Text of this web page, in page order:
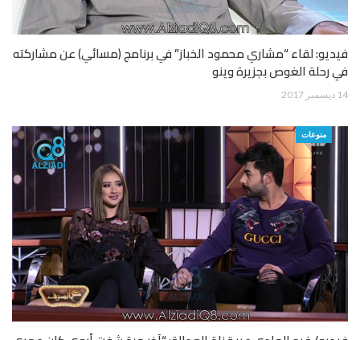
فيديو: لقاء “مشاري محمود الخباز” في برنامج (مسائي) عن مشاركته
في رحلة الغوص بجزيرة وينو
14 ديسمبر 2017
منوعات